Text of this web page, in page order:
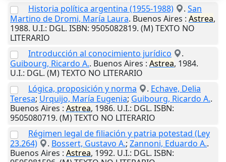
Historia política argentina (1955-1988) . San
Martino de Dromi, María Laura. Buenos Aires : Astrea,
1988. U.I.: DGL. ISBN: 9505082819. (M) TEXTO NO
LITERARIO
Introducción al conocimiento jurídico
.
Guibourg, Ricardo A.. Buenos Aires : Astrea, 1984.
U.I.: DGL. (M) TEXTO NO LITERARIO
Lógica, proposición y norma
. Echave, Delia
Teresa; Urquijo, María Eugenia; Guibourg, Ricardo A..
Buenos Aires : Astrea, 1986. U.I.: DGL. ISBN:
9505080719. (M) TEXTO NO LITERARIO
Régimen legal de filiación y patria potestad (Ley
23.264)
. Bossert, Gustavo A.; Zannoni, Eduardo A..
Buenos Aires : Astrea, 1992. U.I.: DGL. ISBN: